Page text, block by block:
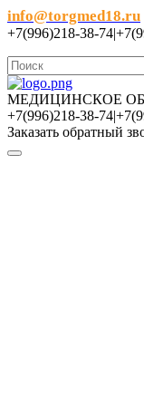
info@torgmed18.ru
+7(996)218-38-
МЕДИЦИНСКОЕ
+7(996)218-38-
Заказать обратный